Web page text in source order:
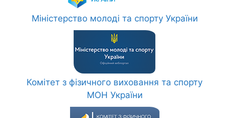
Міністерство молоді та спорту України
Комітет з фізичного виховання та спорту
МОН України